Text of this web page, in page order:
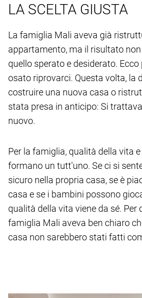
LA SCELTA GIUSTA
La famiglia Mali aveva già
appartamento, ma il risultato
quello sperato e desiderato.
osato riprovarci. Questa volta, la
costruire una nuova casa o
stata presa in anticipo: Si
nuovo.
Per la famiglia, qualità della vita
formano un tutt'uno. Se ci si
sicuro nella propria casa, se è
casa e se i bambini possono
qualità della vita viene da sé. Per
famiglia Mali aveva ben chiaro
casa non sarebbero stati fatti